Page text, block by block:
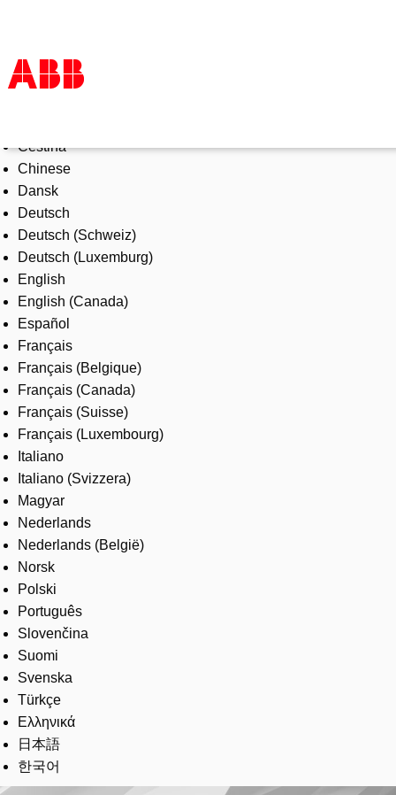
Products & Solutions
Industries
Services
About us
Where to buy
Contact us
Careers
Čeština
Chinese
Dansk
Deutsch
Deutsch (Schweiz)
Deutsch (Luxemburg)
English
English (Canada)
Español
Français
Français (Belgique)
Français (Canada)
Français (Suisse)
Français (Luxembourg)
Italiano
Italiano (Svizzera)
Magyar
Nederlands
Nederlands (België)
Norsk
Polski
Português
Slovenčina
Suomi
Svenska
Türkçe
Ελληνικά
日本語
한국어